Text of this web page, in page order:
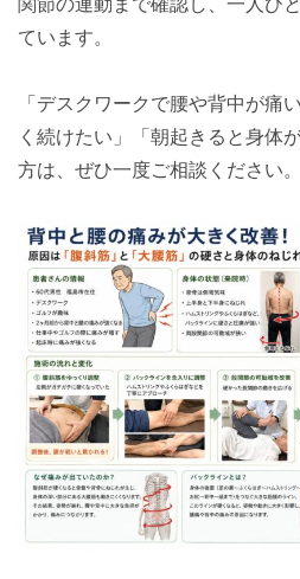
関節の連動まで確認し、一人ひ
ています。
「デスクワークで腰や背中が痛
く続けたい」「朝起きると身体
方は、ぜひ一度ご相談ください。